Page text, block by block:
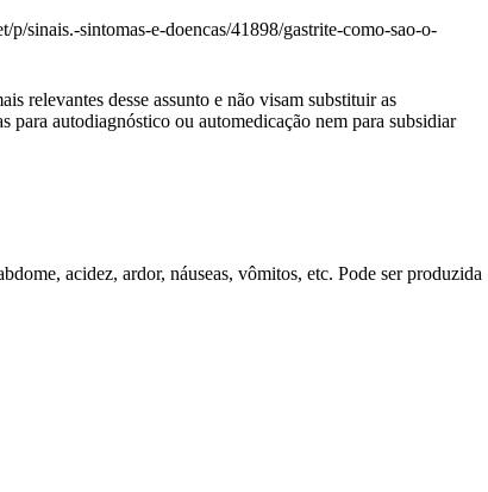
p/sinais.-sintomas-e-doencas/41898/gastrite-como-sao-o-
relevantes desse assunto e não visam substituir as
para autodiagnóstico ou automedicação nem para subsidiar
acidez, ardor, náuseas, vômitos, etc. Pode ser produzida